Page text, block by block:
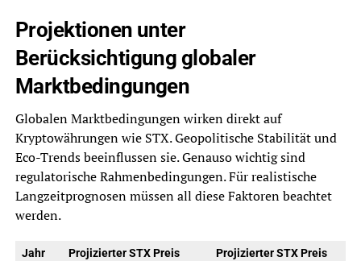
Projektionen unter
Berücksichtigung globaler
Marktbedingungen
Globalen Marktbedingungen wirken direkt auf
Kryptowährungen wie STX. Geopolitische Stabilität und
Eco-Trends beeinflussen sie. Genauso wichtig sind
regulatorische Rahmenbedingungen. Für realistische
Langzeitprognosen müssen all diese Faktoren beachtet
werden.
Jahr
Projizierter STX Preis
Projizierter STX Preis